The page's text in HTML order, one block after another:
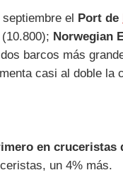
el Port de
(10.800); Norwegian
barcos más
casi al doble
en cruceristas
un 4% más.